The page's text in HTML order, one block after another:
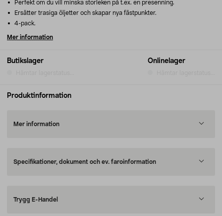
Butikslager Onlinelager
Perfekt om du vill minska storleken på t.ex. en presenning.
Ersätter trasiga öljetter och skapar nya fästpunkter.
4-pack.
Mer information
Produktinformation
Mer information
Specifikationer, dokument och ev. faroinformation
Trygg E-Handel